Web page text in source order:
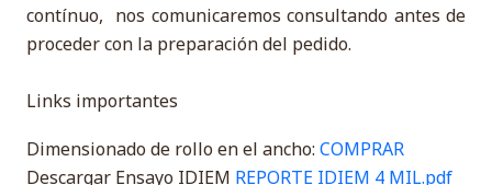
contínuo, nos comunicaremos consultando antes de
proceder con la preparación del pedido.
Links importantes
Dimensionado de rollo en el ancho: COMPRAR
Descargar Ensayo IDIEM REPORTE IDIEM 4 MIL.pdf